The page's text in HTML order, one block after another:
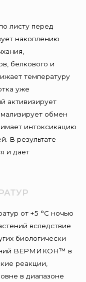
листу перед
накоплению
белкового и
температуру
уже
активизирует
обмен
интоксикацию
В результате
и дает
от +5 °С ночью
вследствие
биологически
ВЕРМИКОН™ в
реакции,
в диапазоне